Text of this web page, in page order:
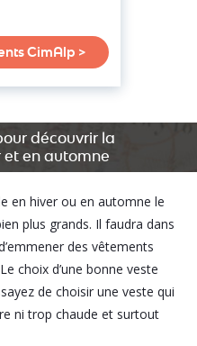
CimAlp >
découvrir la
et en automne
en hiver ou en automne le
plus grands. Il faudra dans
des vêtements
choix d’une bonne veste
de choisir une veste qui
ni trop chaude et surtout